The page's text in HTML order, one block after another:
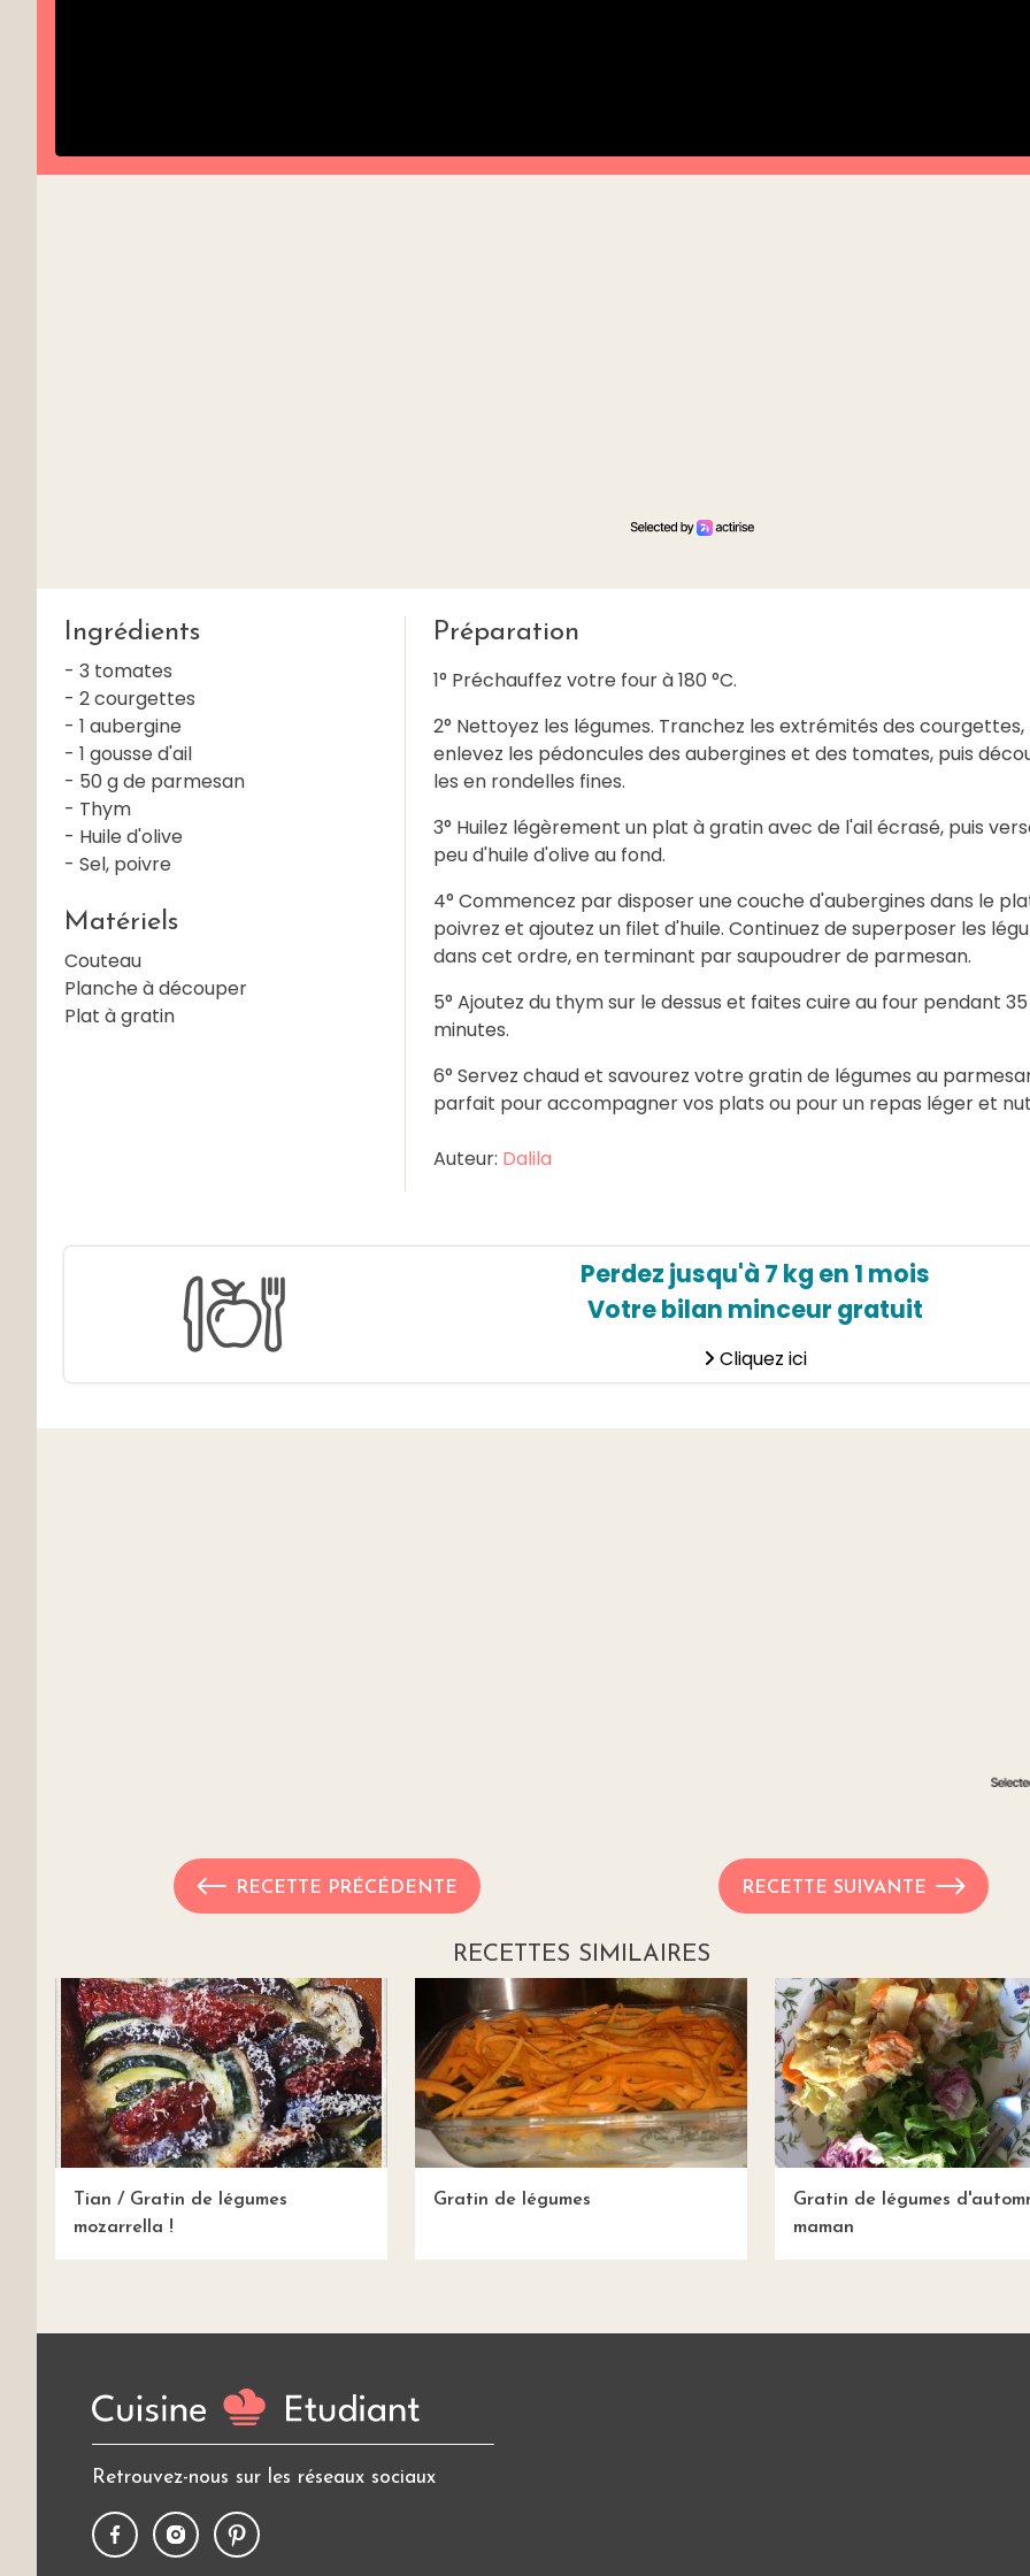
Ingrédients
- 3 tomates
- 2 courgettes
- 1 aubergine
- 1 gousse d'ail
- 50 g de parmesan
- Thym
- Huile d'olive
- Sel, poivre
Matériels
Couteau
Planche à découper
Plat à gratin
Préparation
1° Préchauffez votre four à 180 °C.
2° Nettoyez les légumes. Tranchez les extrémités des courgettes,
enlevez les pédoncules des aubergines et des tomates, puis
les en rondelles fines.
3° Huilez légèrement un plat à gratin avec de l'ail écrasé, puis
peu d'huile d'olive au fond.
4° Commencez par disposer une couche d'aubergines dans le
poivrez et ajoutez un filet d'huile. Continuez de superposer les
dans cet ordre, en terminant par saupoudrer de parmesan.
5° Ajoutez du thym sur le dessus et faites cuire au four pendant 35
minutes.
6° Servez chaud et savourez votre gratin de légumes au
parfait pour accompagner vos plats ou pour un repas léger et
Auteur: Dalila
Perdez jusqu'à 7 kg en 1 mois
Votre bilan minceur gratuit
Cliquez ici
RECETTE PRÉCÉDENTE RECETTE SUIVANTE
RECETTES SIMILAIRES
Tian / Gratin de légumes
mozarrella !
Gratin de légumes
Gratin de légumes
maman
Retrouvez-nous sur les réseaux sociaux